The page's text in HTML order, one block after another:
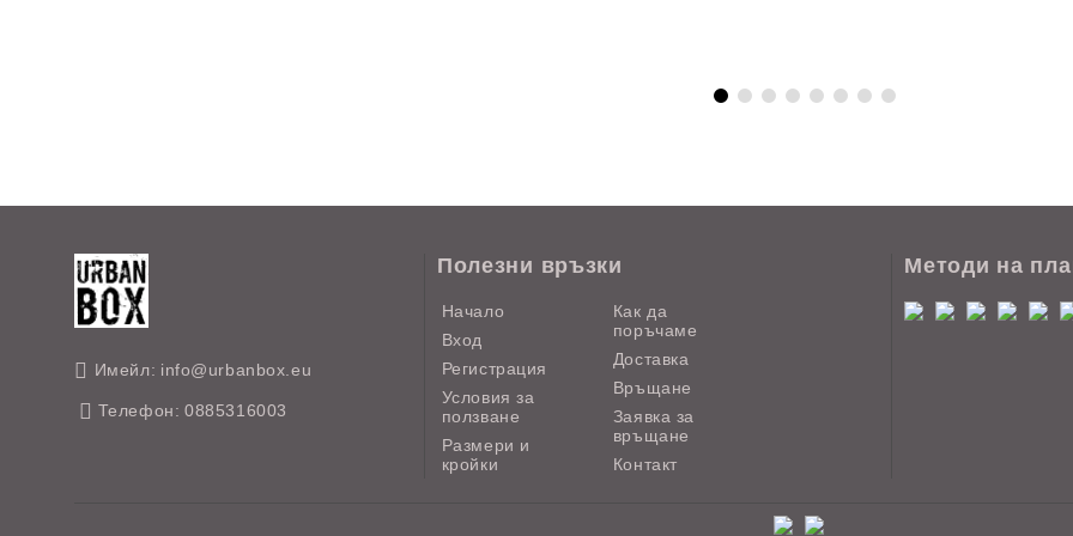
Имейл: info@urbanbox.eu
Телефон: 0885316003
Полезни връзки
Начало
Вход
Регистрация
Условия за
ползване
Размери и
кройки
Как да
поръчаме
Доставка
Връщане
Заявка за
връщане
Контакт
Методи на